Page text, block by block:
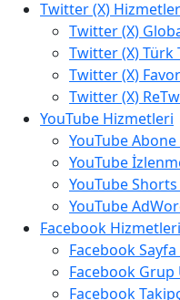
Twitter (X)
Twitter (X)
Twitter (X) Türk
Twitter (X)
Twitter (X)
YouTube Hizmetleri
YouTube Abone
YouTube
YouTube
YouTube
Facebook Hizmetleri
Facebook Sayfa
Facebook Grup
Facebook